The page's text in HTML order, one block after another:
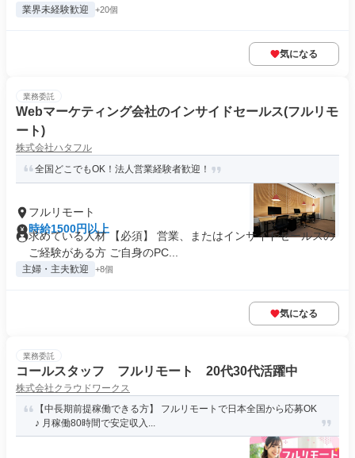
業界未経験歓迎 +20個
気になる
業務委託
Webマーケティング会社のインサイドセールス(フルリモ
ート)
株式会社ハタフル
全国どこでもOK！法人営業経験者歓迎！
フルリモート
時給1500円以上
求めている人材 【必須】 営業、またはインサイドセールスの
ご経験がある方 ご自身のPC...
主婦・主夫歓迎 +8個
気になる
業務委託
コールスタッフ フルリモート 20代30代活躍中
株式会社クラウドワークス
【中長期前提稼働できる方】 フルリモートで日本全国から応募OK
♪ 月稼働80時間で安定収入...